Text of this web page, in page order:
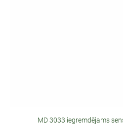
MD 3033 iegremdējams